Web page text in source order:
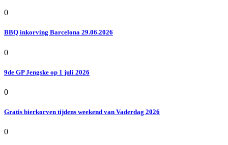
0
BBQ inkorving Barcelona 29.06.2026
0
9de GP Jengske op 1 juli 2026
0
Gratis bierkorven tijdens weekend van Vaderdag 2026
0